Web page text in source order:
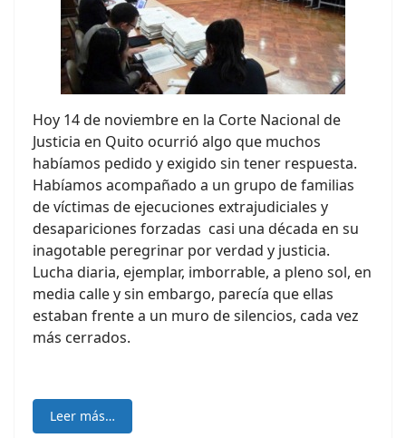
Hoy 14 de noviembre en la Corte Nacional de
Justicia en Quito ocurrió algo que muchos
habíamos pedido y exigido sin tener respuesta.
Habíamos acompañado a un grupo de familias
de víctimas de ejecuciones extrajudiciales y
desapariciones forzadas casi una década en su
inagotable peregrinar por verdad y justicia.
Lucha diaria, ejemplar, imborrable, a pleno sol, en
media calle y sin embargo, parecía que ellas
estaban frente a un muro de silencios, cada vez
más cerrados.
Leer más…